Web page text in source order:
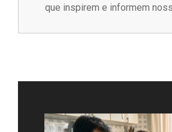
que inspirem e informem